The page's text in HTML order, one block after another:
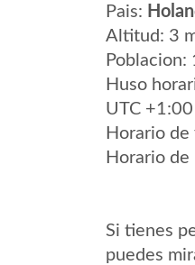
Pais:
Altitud: 3
Poblacion:
Huso
UTC
Horario de
Horario
Si tienes
puedes